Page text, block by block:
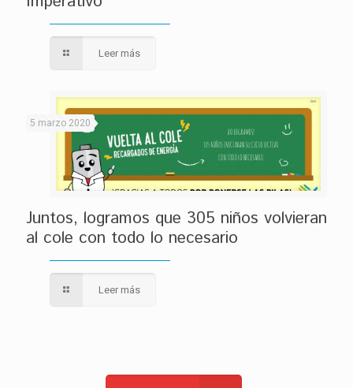
Leer más
5 marzo 2020
Juntos, logramos que 305 niños volvieran
al cole con todo lo necesario
Leer más